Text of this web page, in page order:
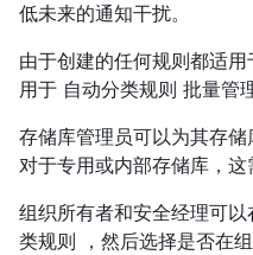
低未来的通知干扰。
由于创建的任何规则都适
用于 自动分类规则 批量管
存储库管理员可以为其存储
对于专用或内部存储库，
组织所有者和安全经理可
类规则 ，然后选择是否在